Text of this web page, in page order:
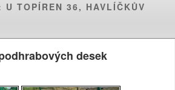
U TOPÍREN 36, HAVLÍČKŮV
desek